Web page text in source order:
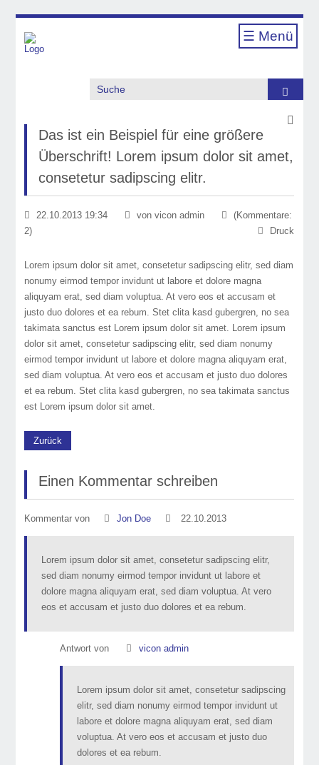
☰ Menü
Suche
Das ist ein Beispiel für eine größere
Überschrift! Lorem ipsum dolor sit amet,
consetetur sadipscing elitr.
22.10.2013 19:34 von vicon admin
(Kommentare:
2)
Druck
Lorem ipsum dolor sit amet, consetetur sadipscing elitr, sed diam
nonumy eirmod tempor invidunt ut labore et dolore magna
aliquyam erat, sed diam voluptua. At vero eos et accusam et
justo duo dolores et ea rebum. Stet clita kasd gubergren, no sea
takimata sanctus est Lorem ipsum dolor sit amet. Lorem ipsum
dolor sit amet, consetetur sadipscing elitr, sed diam nonumy
eirmod tempor invidunt ut labore et dolore magna aliquyam erat,
sed diam voluptua. At vero eos et accusam et justo duo dolores
et ea rebum. Stet clita kasd gubergren, no sea takimata sanctus
est Lorem ipsum dolor sit amet.
Zurück
Einen Kommentar schreiben
Kommentar von Jon Doe 22.10.2013
Lorem ipsum dolor sit amet, consetetur sadipscing elitr,
sed diam nonumy eirmod tempor invidunt ut labore et
dolore magna aliquyam erat, sed diam voluptua. At vero
eos et accusam et justo duo dolores et ea rebum.
Antwort von vicon admin
Lorem ipsum dolor sit amet, consetetur sadipscing
elitr, sed diam nonumy eirmod tempor invidunt ut
labore et dolore magna aliquyam erat, sed diam
voluptua. At vero eos et accusam et justo duo
dolores et ea rebum.